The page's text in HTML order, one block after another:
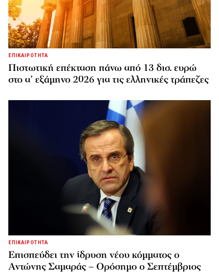
ΕΠΙΚΑΙΡΟΤΗΤΑ
Πιστωτική επέκταση πάνω από 13 δισ. ευρώ
στο α’ εξάμηνο 2026 για τις ελληνικές τράπεζες
ΕΠΙΚΑΙΡΟΤΗΤΑ
Επισπεύδει την ίδρυση νέου κόμματος o
Αντώνης Σαμαράς – Ορόσημο ο Σεπτέμβριος